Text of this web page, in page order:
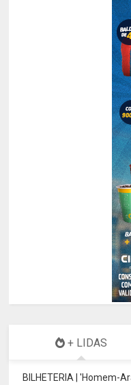
+ LIDAS
BILHETERIA | 'Homem-